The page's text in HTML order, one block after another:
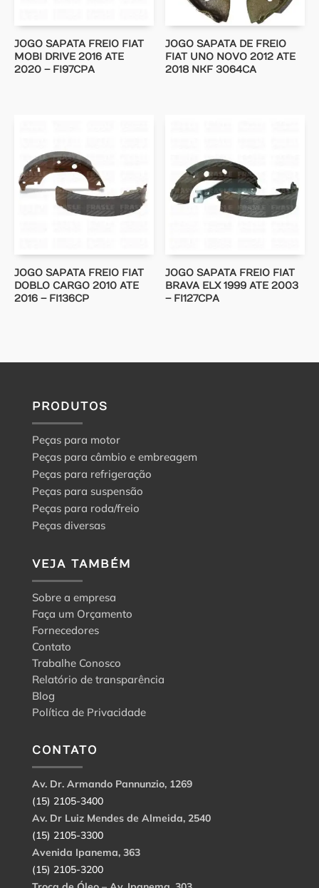
JOGO SAPATA FREIO FIAT
MOBI DRIVE 2016 ATE
2020 – FI97CPA
JOGO SAPATA DE FREIO
FIAT UNO NOVO 2012 ATE
2018 NKF 3064CA
JOGO SAPATA FREIO FIAT
DOBLO CARGO 2010 ATE
2016 – FI136CP
JOGO SAPATA FREIO FIAT
BRAVA ELX 1999 ATE 2003
– FI127CPA
PRODUTOS
Peças para motor
Peças para câmbio e embreagem
Peças para refrigeração
Peças para suspensão
Peças para roda/freio
Peças diversas
VEJA TAMBÉM
Sobre a empresa
Faça um Orçamento
Fornecedores
Contato
Trabalhe Conosco
Relatório de transparência
Blog
Política de Privacidade
CONTATO
Av. Dr. Armando Pannunzio, 1269
(15) 2105-3400
Av. Dr Luiz Mendes de Almeida, 2540
(15) 2105-3300
Avenida Ipanema, 363
(15) 2105-3200